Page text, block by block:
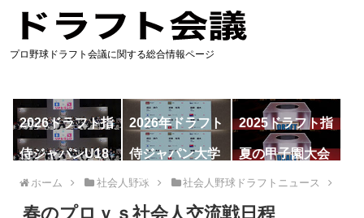
プロ野球ドラフト会議に関する総合情報ページ
2026ドラフト指
名予想
2026年ドラフト
候補
2025ドラフト指
名一覧
侍ジャパンU18
代表
侍ジャパン大学
代表
夏の甲子園大会
ホーム 社会人野球 社会人野球ドラフトニュース
春のプロｖｓ社会人交流戦日程